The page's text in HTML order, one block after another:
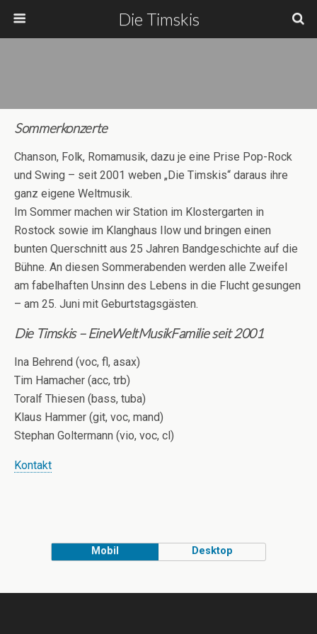
Die Timskis
Sommerkonzerte
Chanson, Folk, Romamusik, dazu je eine Prise Pop-Rock
und Swing – seit 2001 weben „Die Timskis“ daraus ihre
ganz eigene Weltmusik.
Im Sommer machen wir Station im Klostergarten in
Rostock sowie im Klanghaus Ilow und bringen einen
bunten Querschnitt aus 25 Jahren Bandgeschichte auf die
Bühne. An diesen Sommerabenden werden alle Zweifel
am fabelhaften Unsinn des Lebens in die Flucht gesungen
– am 25. Juni mit Geburtstagsgästen.
Die Timskis – EineWeltMusikFamilie seit 2001
Ina Behrend (voc, fl, asax)
Tim Hamacher (acc, trb)
Toralf Thiesen (bass, tuba)
Klaus Hammer (git, voc, mand)
Stephan Goltermann (vio, voc, cl)
Kontakt
Mobil Desktop